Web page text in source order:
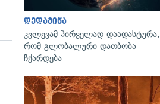
გადახედვა
დედამიწა
კვლევამ პირველად დაადასტურა,
რომ გლობალური დათბობა
ჩქარდება